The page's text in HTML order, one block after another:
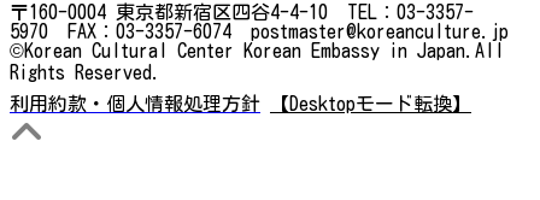
〒160-0004 東京都新宿区四谷4-4-10 TEL：03-3357-
5970 FAX：03-3357-6074 postmaster@koreanculture.jp
©Korean Cultural Center Korean Embassy in Japan.All
Rights Reserved.
利用約款・個人情報処理方針
【Desktopモード転換】